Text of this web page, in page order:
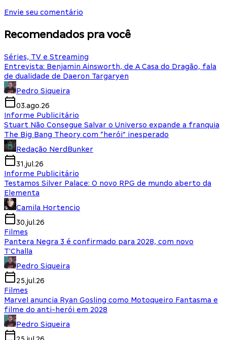
Envie seu comentário
Recomendados pra você
Séries, TV e Streaming
Entrevista: Benjamin Ainsworth, de A Casa do Dragão, fala
de dualidade de Daeron Targaryen
Pedro Siqueira
03.ago.26
Informe Publicitário
Stuart Não Consegue Salvar o Universo expande a franquia
The Big Bang Theory com “herói” inesperado
Redação NerdBunker
31.jul.26
Informe Publicitário
Testamos Silver Palace: O novo RPG de mundo aberto da
Elementa
Camila Hortencio
30.jul.26
Filmes
Pantera Negra 3 é confirmado para 2028, com novo
T'Challa
Pedro Siqueira
25.jul.26
Filmes
Marvel anuncia Ryan Gosling como Motoqueiro Fantasma e
filme do anti-herói em 2028
Pedro Siqueira